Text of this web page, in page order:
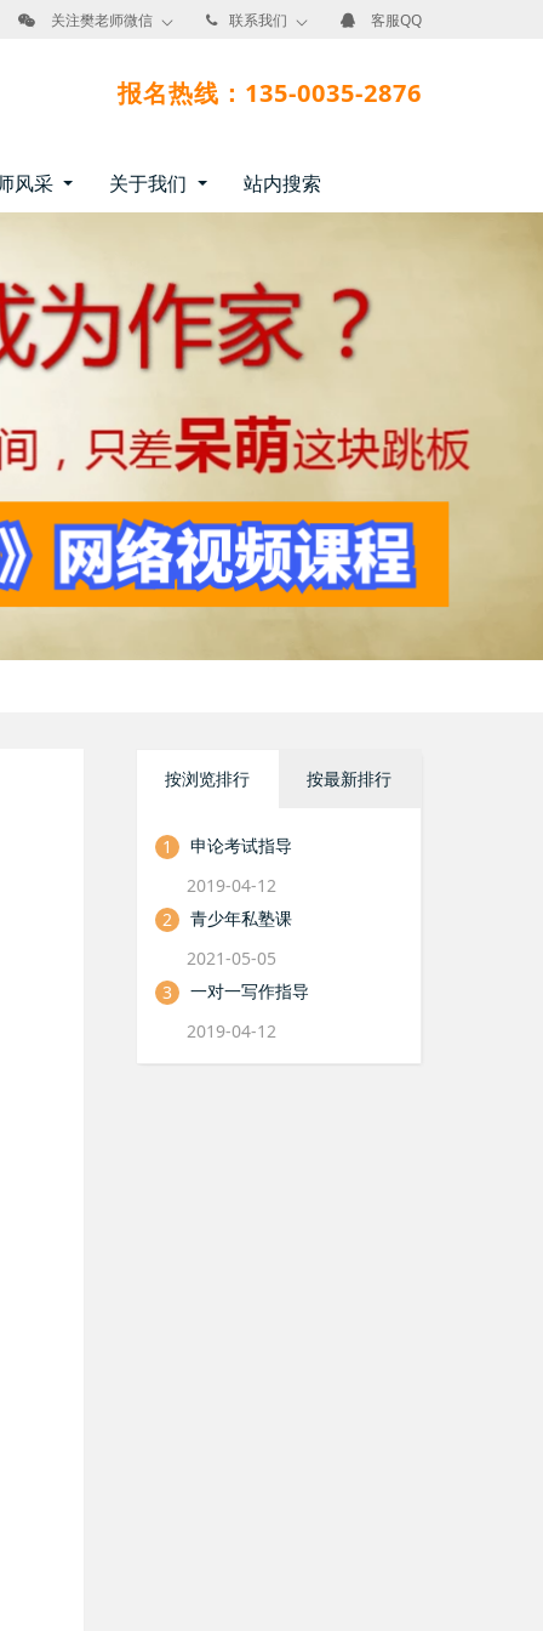
关注樊老师微信 联系我们 客服QQ
报名热线：135-0035-2876
风采 关于我们 站内搜索
按浏览排行 按最新排行
1
申论考试指导
2019-04-12
2
青少年私塾课
2021-05-05
3
一对一写作指导
2019-04-12